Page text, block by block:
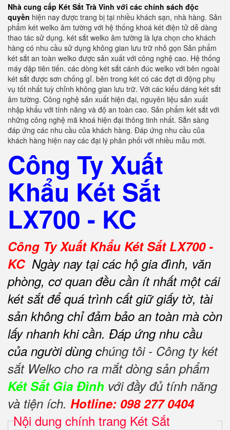
Nhà cung cấp Két Sắt Trà Vinh với các chính sách độc
quyền hiện nay được trang bị tại nhiều khách sạn, nhà hàng. Sản
phẩm két welko âm tường với hệ thống khoá két điện tử dễ dàng
thao tác sử dụng. két sắt welko âm tường là lựa chọn cho khách
hàng có nhu cầu sử dụng không gian lưu trữ nhỏ gọn Sản phẩm
két sắt an toàn welko được sản xuất với công nghệ cao. Hệ thống
máy dập tiên tiến. các dòng két sắt cánh đúc welko với bên ngoài
két sắt được sơn chống gỉ. bên trong két có các đợt di động phụ
vụ tốt nhất tuỳ chỉnh không gian lưu trữ. Với các kiểu dáng két sắt
âm tường. Công nghệ sản xuất hiện đại, nguyên liệu sản xuất
nhập khẩu với tính năng và độ an toàn cao. Sản phẩm két sắt với
những công nghệ mã khoá hiện đại thông tinh nhất. Sẵn sàng
đáp ứng các nhu cầu của khách hàng. Đáp ứng nhu cầu của
khách hàng hiện nay các đại lý phân phối với nhiều mẫu mới.
Công Ty Xuất
Khẩu Két Sắt
LX700 - KC
Công Ty Xuất Khẩu Két Sắt LX700 -
KC Ngày nay tại các hộ gia đình, văn
phòng, cơ quan đều cần ít nhất một cái
két sắt để quá trình cất giữ giấy tờ, tài
sản không chỉ đảm bảo an toàn mà còn
lấy nhanh khi cần. Đáp ứng nhu cầu
của người dùng chúng tôi - Công ty két
sắt Welko cho ra mắt dòng sản phẩm
Két Sắt Gia Đình với đầy đủ tính năng
và tiện ích. Hotline: 098 277 0404
Nội dung chính trang Két Sắt